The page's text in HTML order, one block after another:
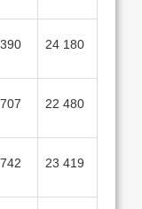
24 180
22 480
23 419